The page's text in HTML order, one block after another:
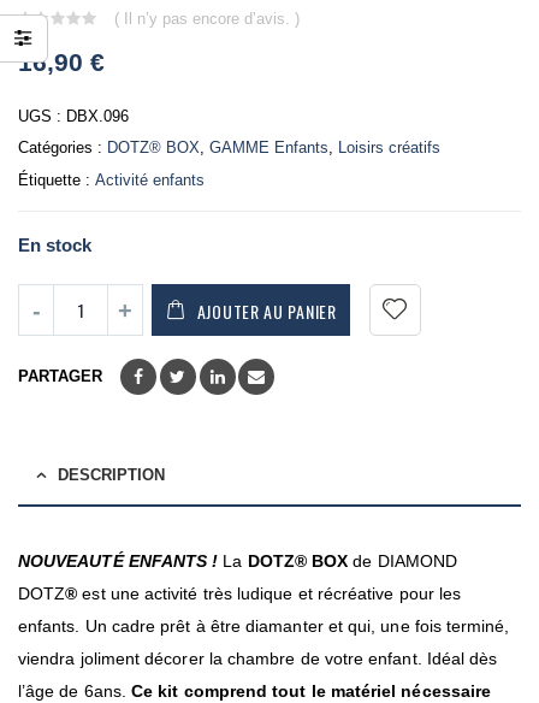
0
out
of
( Il n’y pas encore d’avis. )
16,90 €
UGS : DBX.096
Catégories : DOTZ® BOX, GAMME Enfants, Loisirs créatifs
Étiquette : Activité enfants
En stock
AJOUTER AU PANIER
PARTAGER
DESCRIPTION
NOUVEAUTÉ ENFANTS ! La DOTZ® BOX de DIAMOND
DOTZ®est une activité très ludique et récréative pour les
enfants. Un cadre prêt à être diamanter et qui, une fois terminé,
viendra joliment décorer la chambre de votre enfant. Idéal dès
l’âge de 6ans.Ce kit comprend tout le matériel nécessaire